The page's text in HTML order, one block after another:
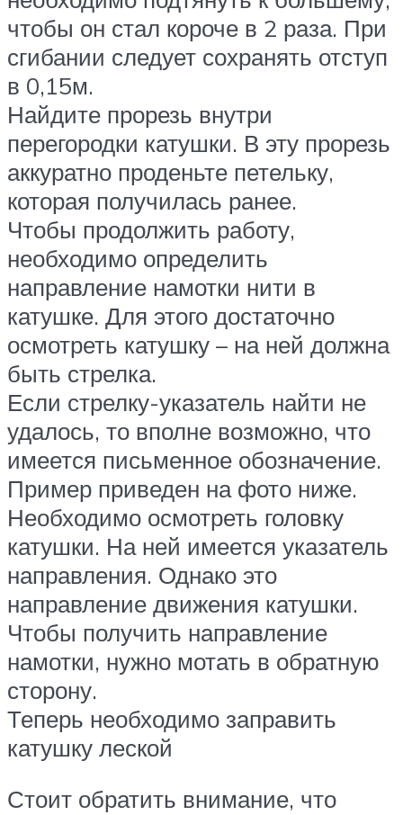
чтобы он стал короче в 2 раза. При
сгибании следует сохранять отступ
в 0,15м.
Найдите прорезь внутри
перегородки катушки. В эту прорезь
аккуратно проденьте петельку,
которая получилась ранее.
Чтобы продолжить работу,
необходимо определить
направление намотки нити в
катушке. Для этого достаточно
осмотреть катушку – на ней должна
быть стрелка.
Если стрелку-указатель найти не
удалось, то вполне возможно, что
имеется письменное обозначение.
Пример приведен на фото ниже.
Необходимо осмотреть головку
катушки. На ней имеется указатель
направления. Однако это
направление движения катушки.
Чтобы получить направление
намотки, нужно мотать в обратную
сторону.
Теперь необходимо заправить
катушку леской
Стоит обратить внимание, что